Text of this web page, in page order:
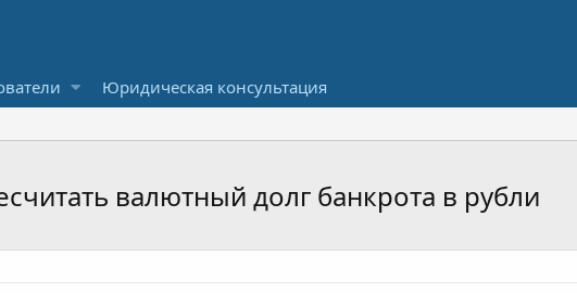
Юридическая консультация
валютный долг банкрота в рубли